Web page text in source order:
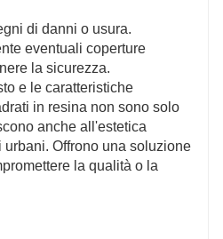
di danni o usura.
eventuali coperture
la sicurezza.
e le caratteristiche
in resina non sono solo
anche all'estetica
Offrono una soluzione
la qualità o la